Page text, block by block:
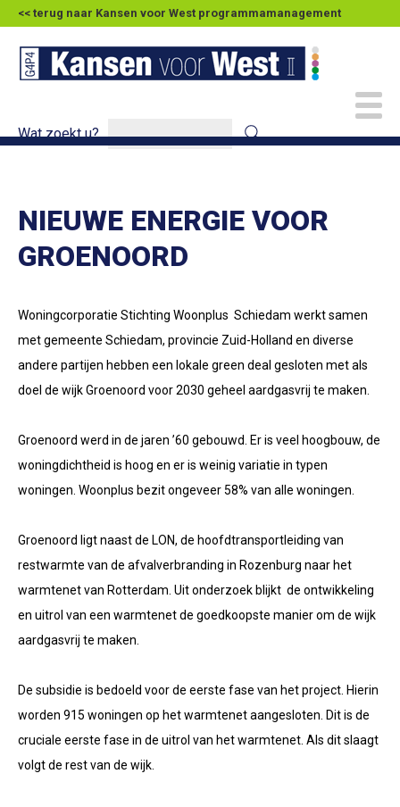
<< terug naar Kansen voor West programmamanagement
Wat zoekt u?
NIEUWE ENERGIE VOOR
GROENOORD
Woningcorporatie Stichting Woonplus Schiedam werkt samen
met gemeente Schiedam, provincie Zuid-Holland en diverse
andere partijen hebben een lokale green deal gesloten met als
doel de wijk Groenoord voor 2030 geheel aardgasvrij te maken.
Groenoord werd in de jaren ’60 gebouwd. Er is veel hoogbouw, de
woningdichtheid is hoog en er is weinig variatie in typen
woningen. Woonplus bezit ongeveer 58% van alle woningen.
Groenoord ligt naast de LON, de hoofdtransportleiding van
restwarmte van de afvalverbranding in Rozenburg naar het
warmtenet van Rotterdam. Uit onderzoek blijkt de ontwikkeling
en uitrol van een warmtenet de goedkoopste manier om de wijk
aardgasvrij te maken.
De subsidie is bedoeld voor de eerste fase van het project. Hierin
worden 915 woningen op het warmtenet aangesloten. Dit is de
cruciale eerste fase in de uitrol van het warmtenet. Als dit slaagt
volgt de rest van de wijk.